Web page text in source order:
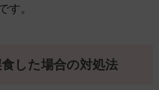
す。
した場合の対処法